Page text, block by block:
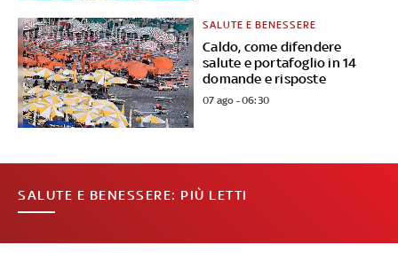
Caldo, come difendere
salute e portafoglio in 14
domande e risposte
SALUTE E BENESSERE
07 ago - 06:30
SALUTE E BENESSERE: PIÙ LETTI